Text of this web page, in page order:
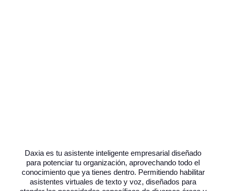
Daxia es tu asistente inteligente empresarial diseñado
para potenciar tu organización, aprovechando todo el
conocimiento que ya tienes dentro. Permitiendo habilitar
asistentes virtuales de texto y voz, diseñados para